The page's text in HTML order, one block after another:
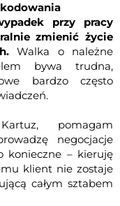
przy pracy
zmienić życie
Walka o należne
bywa trudna,
bardzo często
pomagam
negocjacje
konieczne – kieruję
klient nie zostaje
całym sztabem